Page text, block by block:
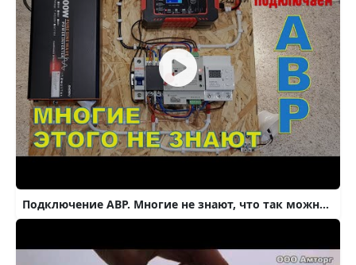
Подключение АВР. Многие не знают, что так можно 😎👍